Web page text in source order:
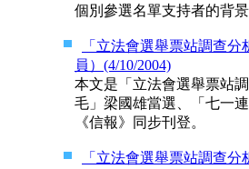
個別參選名單支持者的背
「立法會選舉票站調查
員）(4/10/2004)
本文是「立法會選舉票站
毛」梁國雄當選、「七一
《信報》同步刊登。
「立法會選舉票站調查